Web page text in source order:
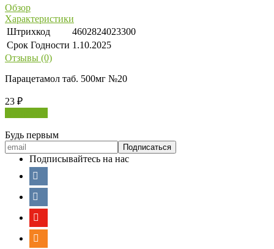
Обзор
Характеристики
Штрихкод
4602824023300
Срок Годности 1.10.2025
Отзывы (0)
Парацетамол таб. 500мг №20
23 ₽
Будь первым
Подписывайтесь на нас